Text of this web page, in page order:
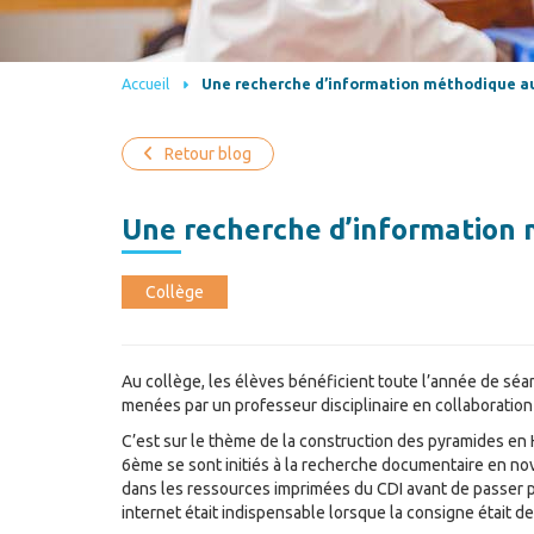
Accueil Une recherche d’information méthodique
Retour blog
Une recherche d’information
Collège
Au collège, les élèves bénéficient toute l’année de
menées par un professeur disciplinaire en
C’est sur le thème de la construction des pyramides
6ème se sont initiés à la recherche documentaire en
dans les ressources imprimées du CDI avant de
internet était indispensable lorsque la consigne était